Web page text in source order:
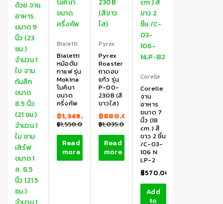
Bialetti
Bialetti
หม้อต้ม
กาแฟ รุ่น
Mokina
โมคินา
ขนาด
ครึ่งคัพ
฿1,550.00
฿1,349.00
Read
more
Pyrex
Pyrex
Roaster
ถาดอบ
แก้ว รุ่น
P-00-
230B (สี
ขาวใส)
฿1,035.00
฿880.00
Read
more
Corelle
Corelle
จาน
อาหาร
ขนาด 7
นิ้ว (18
cm.) สี
ขาว 2 ชิ้น
/C-03-
106 N
LP-2
฿570.00
Add
to